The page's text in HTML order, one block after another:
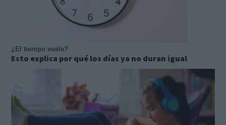
¿El tiempo vuela?
Esto explica por qué los días ya no duran igual